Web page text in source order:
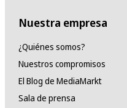
Nuestra empresa
¿Quiénes somos?
Nuestros compromisos
El Blog de MediaMarkt
Sala de prensa